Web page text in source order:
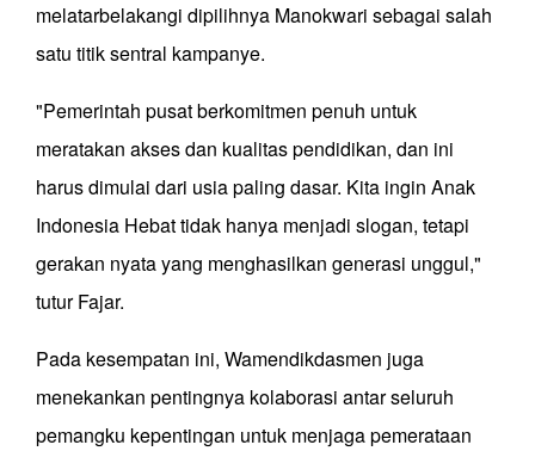
melatarbelakangi dipilihnya Manokwari sebagai salah
satu titik sentral kampanye.
"Pemerintah pusat berkomitmen penuh untuk
meratakan akses dan kualitas pendidikan, dan ini
harus dimulai dari usia paling dasar. Kita ingin Anak
Indonesia Hebat tidak hanya menjadi slogan, tetapi
gerakan nyata yang menghasilkan generasi unggul,"
tutur Fajar.
Pada kesempatan ini, Wamendikdasmen juga
menekankan pentingnya kolaborasi antar seluruh
pemangku kepentingan untuk menjaga pemerataan